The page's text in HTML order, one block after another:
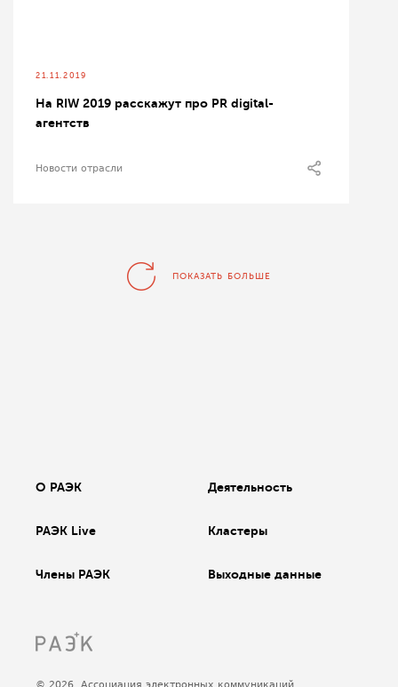
21.11.2019
На RIW 2019 расскажут про PR digital-
агентств
Новости отрасли
ПОКАЗАТЬ БОЛЬШЕ
О РАЭК Деятельность
РАЭК Live Кластеры
Члены РАЭК Выходные данные